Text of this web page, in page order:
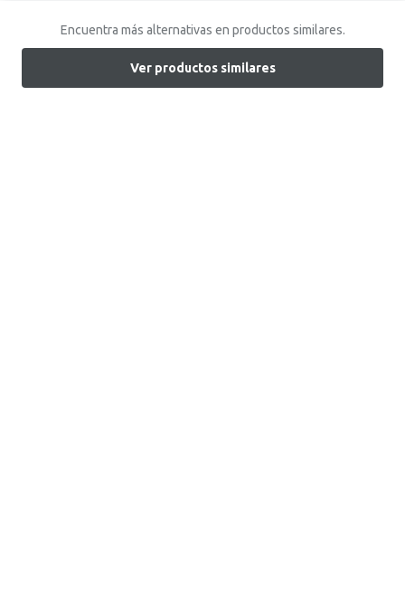
Encuentra más alternativas en productos similares.
Ver productos similares